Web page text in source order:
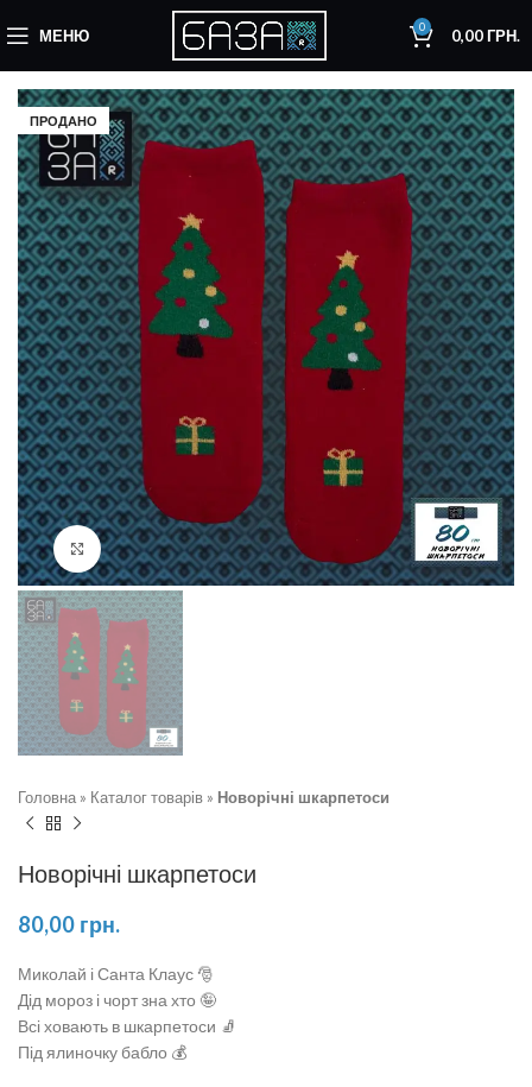
МЕНЮ 0 0,00ГРН.
ПРОДАНО
Натисніть, щоб збільшити
Головна » Каталог товарів » Новорічні шкарпетоси
Новорічні шкарпетоси
80,00 грн.
Миколай і Санта Клаус 🎅
Дід мороз і чорт зна хто 🤪
Всі ховають в шкарпетоси 🧦
Під ялиночку бабло 💰